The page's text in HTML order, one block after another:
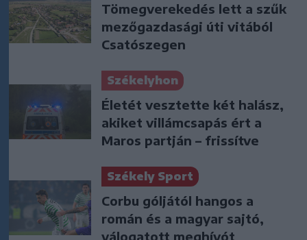
Tömegverekedés lett a szűk
mezőgazdasági úti vitából
Csatószegen
Székelyhon
Életét vesztette két halász,
akiket villámcsapás ért a
Maros partján – frissítve
Székely Sport
Corbu góljától hangos a
román és a magyar sajtó,
válogatott meghívót